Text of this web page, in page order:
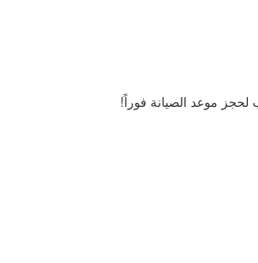
لحجز موعد الصيانة فوراً!